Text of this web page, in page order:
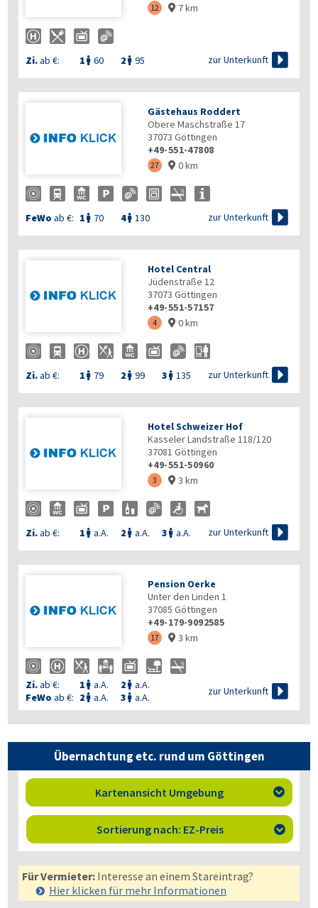
12  7 km
Zi.ab €: 1  60 2  95 zur Unterkunft 
Gästehaus Roddert
Obere Maschstraße 17
37073 Göttingen
+49-551-47808
27  0 km
FeWo ab €: 1  70 4 130 zur Unterkunft 
Hotel Central
Jüdenstraße 12
37073 Göttingen
+49-551-57157
4  0 km
Zi.ab €: 1  79 2  99 3  135 zur Unterkunft 
Hotel Schweizer Hof
Kasseler Landstraße 118/120
37081 Göttingen
+49-551-50960
3  3 km
Zi.ab €: 1  a.A. 2  a.A. 3  a.A. zur Unterkunft 
Pension Oerke
Unter den Linden 1
37085 Göttingen
+49-179-9092585
17  3 km
Zi.ab €: 1  a.A. 2  a.A.
FeWo ab €: 2  a.A. 3  a.A.
zur Unterkunft 
Übernachtung etc. rund um Göttingen
Kartenansicht Umgebung 
Sortierung nach: EZ-Preis 
Für Vermieter: Interesse an einem Stareintrag?
Hier klicken für mehr Informationen